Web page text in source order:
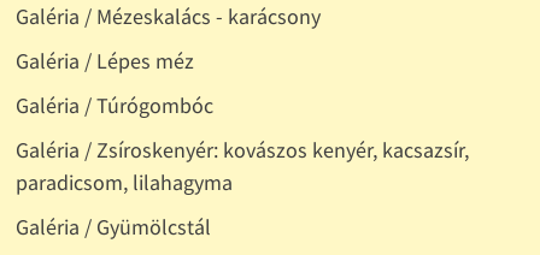
Galéria / Mézeskalács - karácsony
Galéria / Lépes méz
Galéria / Túrógombóc
Galéria / Zsíroskenyér: kovászos kenyér, kacsazsír,
paradicsom, lilahagyma
Galéria / Gyümölcstál